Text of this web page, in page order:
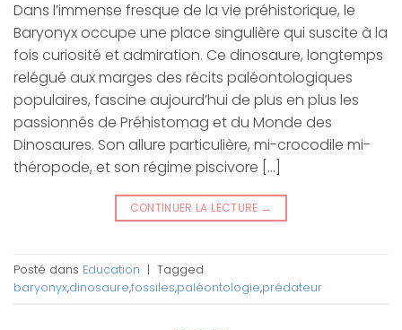
Dans l’immense fresque de la vie préhistorique, le
Baryonyx occupe une place singulière qui suscite à la
fois curiosité et admiration. Ce dinosaure, longtemps
relégué aux marges des récits paléontologiques
populaires, fascine aujourd’hui de plus en plus les
passionnés de Préhistomag et du Monde des
Dinosaures. Son allure particulière, mi-crocodile mi-
théropode, et son régime piscivore […]
CONTINUER LA LECTURE →
Posté dans Education | Tagged
baryonyx,dinosaure,fossiles,paléontologie,prédateur